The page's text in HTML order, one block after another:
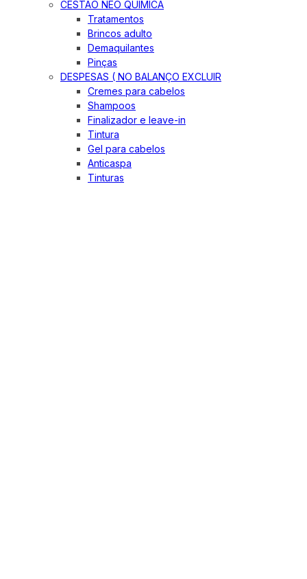
CESTÃO NEO QUIMICA
Tratamentos
Brincos adulto
Demaquilantes
Pinças
DESPESAS ( NO BALANÇO EXCLUIR
Cremes para cabelos
Shampoos
Finalizador e leave-in
Tintura
Gel para cabelos
Anticaspa
Tinturas